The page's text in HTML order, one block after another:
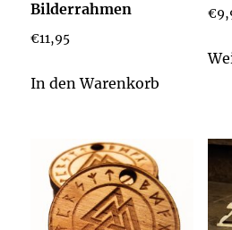
Bilderrahmen
€11,95
In den Warenkorb
€